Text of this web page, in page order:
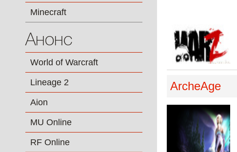
Minecraft
Анонс
World of Warcraft
Lineage 2
Aion
MU Online
RF Online
ArcheAge